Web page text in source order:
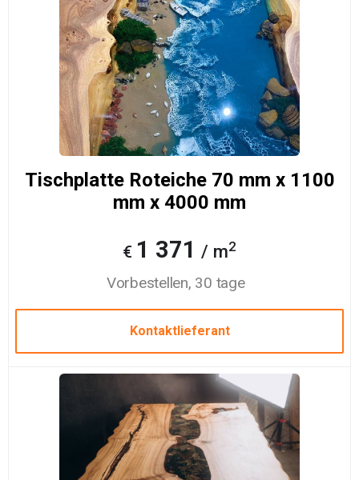
Tischplatte Roteiche 70 mm x 1100
mm x 4000 mm
€ 1 371 / m2
Vorbestellen, 30 tage
Kontaktlieferant